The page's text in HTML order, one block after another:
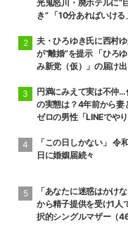
光鬼怒川・廃ホテルに“
き” 「10分あればいける
ィストらが見解
夫・ひろゆき氏に西村
が“離婚”を提示 「ひろ
み新党（仮）」の届け
態で夫婦を続けるのは
円満にみえて実は不仲…
の実態は？4年前から妻
ゼロの男性「LINEでや
娘は寄り付いてこない」
「この日しかない」 令
日に婚姻届続々
「あなたに迷惑はかけ
から精子提供を受け1人
択的シングルマザー（